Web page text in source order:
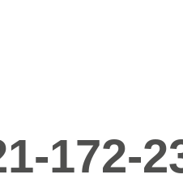
172-